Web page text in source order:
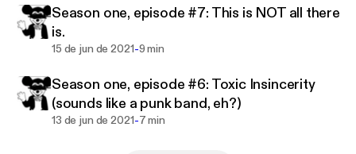
Season one, episode #7: This is NOT all there
is.
15 de jun de 2021-9 min
Season one, episode #6: Toxic Insincerity
(sounds like a punk band, eh?)
13 de jun de 2021-7 min